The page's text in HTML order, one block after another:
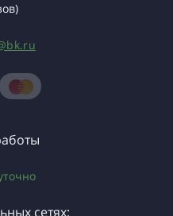
сетях: